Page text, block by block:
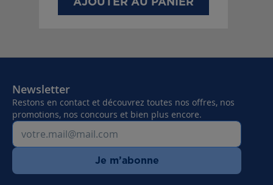
AJOUTER AU PANIER
Newsletter
Restons en contact et découvrez toutes nos offres, nos
promotions, nos concours et bien plus encore.
Je m’abonne